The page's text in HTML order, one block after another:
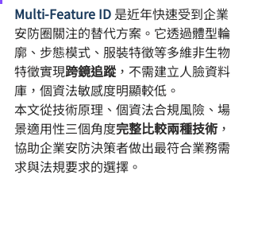
Multi-Feature ID 是近年快速受到企業
安防圈關注的替代方案。它透過體型輪
廓、步態模式、服裝特徵等多維非生物
特徵實現跨鏡追蹤，不需建立人臉資料
庫，個資法敏感度明顯較低。
本文從技術原理、個資法合規風險、場
景適用性三個角度完整比較兩種技術 ，
協助企業安防決策者做出最符合業務需
求與法規要求的選擇。